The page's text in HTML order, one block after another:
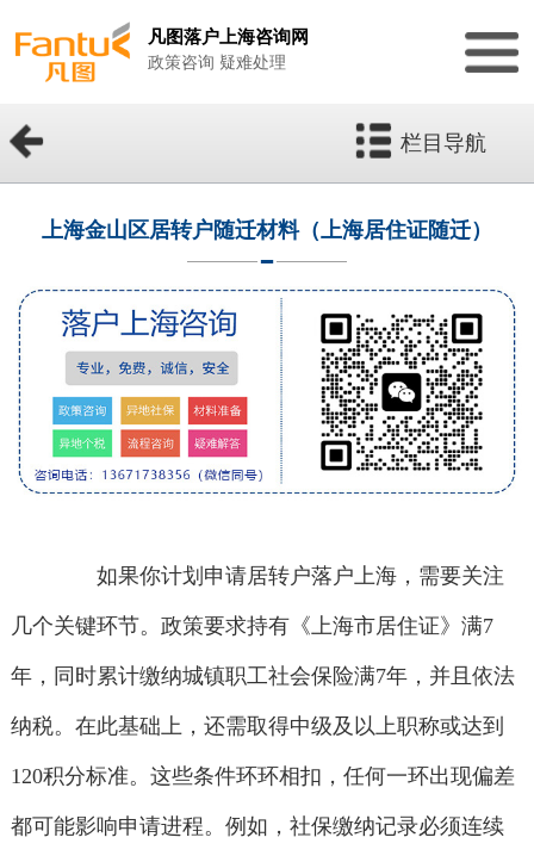
凡图落户上海咨询网
政策咨询 疑难处理
栏目导航
上海金山区居转户随迁材料（上海居住证随迁）
如果你计划申请居转户落户上海，需要关注
几个关键环节。政策要求持有《上海市居住证》满7
年，同时累计缴纳城镇职工社会保险满7年，并且依法
纳税。在此基础上，还需取得中级及以上职称或达到
120积分标准。这些条件环环相扣，任何一环出现偏差
都可能影响申请进程。例如，社保缴纳记录必须连续